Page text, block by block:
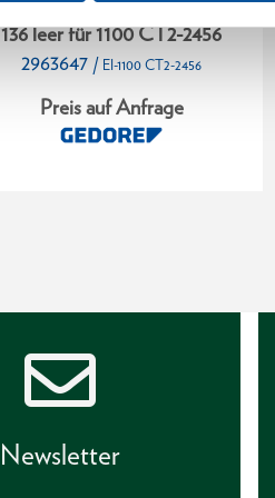
136 leer für 1100 CT2-2456
2963647 / EI-1100 CT2-2456
Preis auf Anfrage
Newsletter